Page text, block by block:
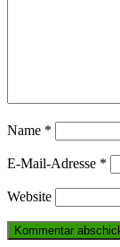
Name *
E-Mail-Adresse *
Website